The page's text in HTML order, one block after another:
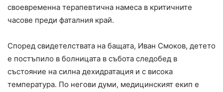
своевременна терапевтична намеса в критичните
часове преди фаталния край.
Според свидетелствата на бащата, Иван Смоков, детето
е постъпило в болницата в събота следобед в
състояние на силна дехидратация и с висока
температура. По негови думи, медицинският екип е